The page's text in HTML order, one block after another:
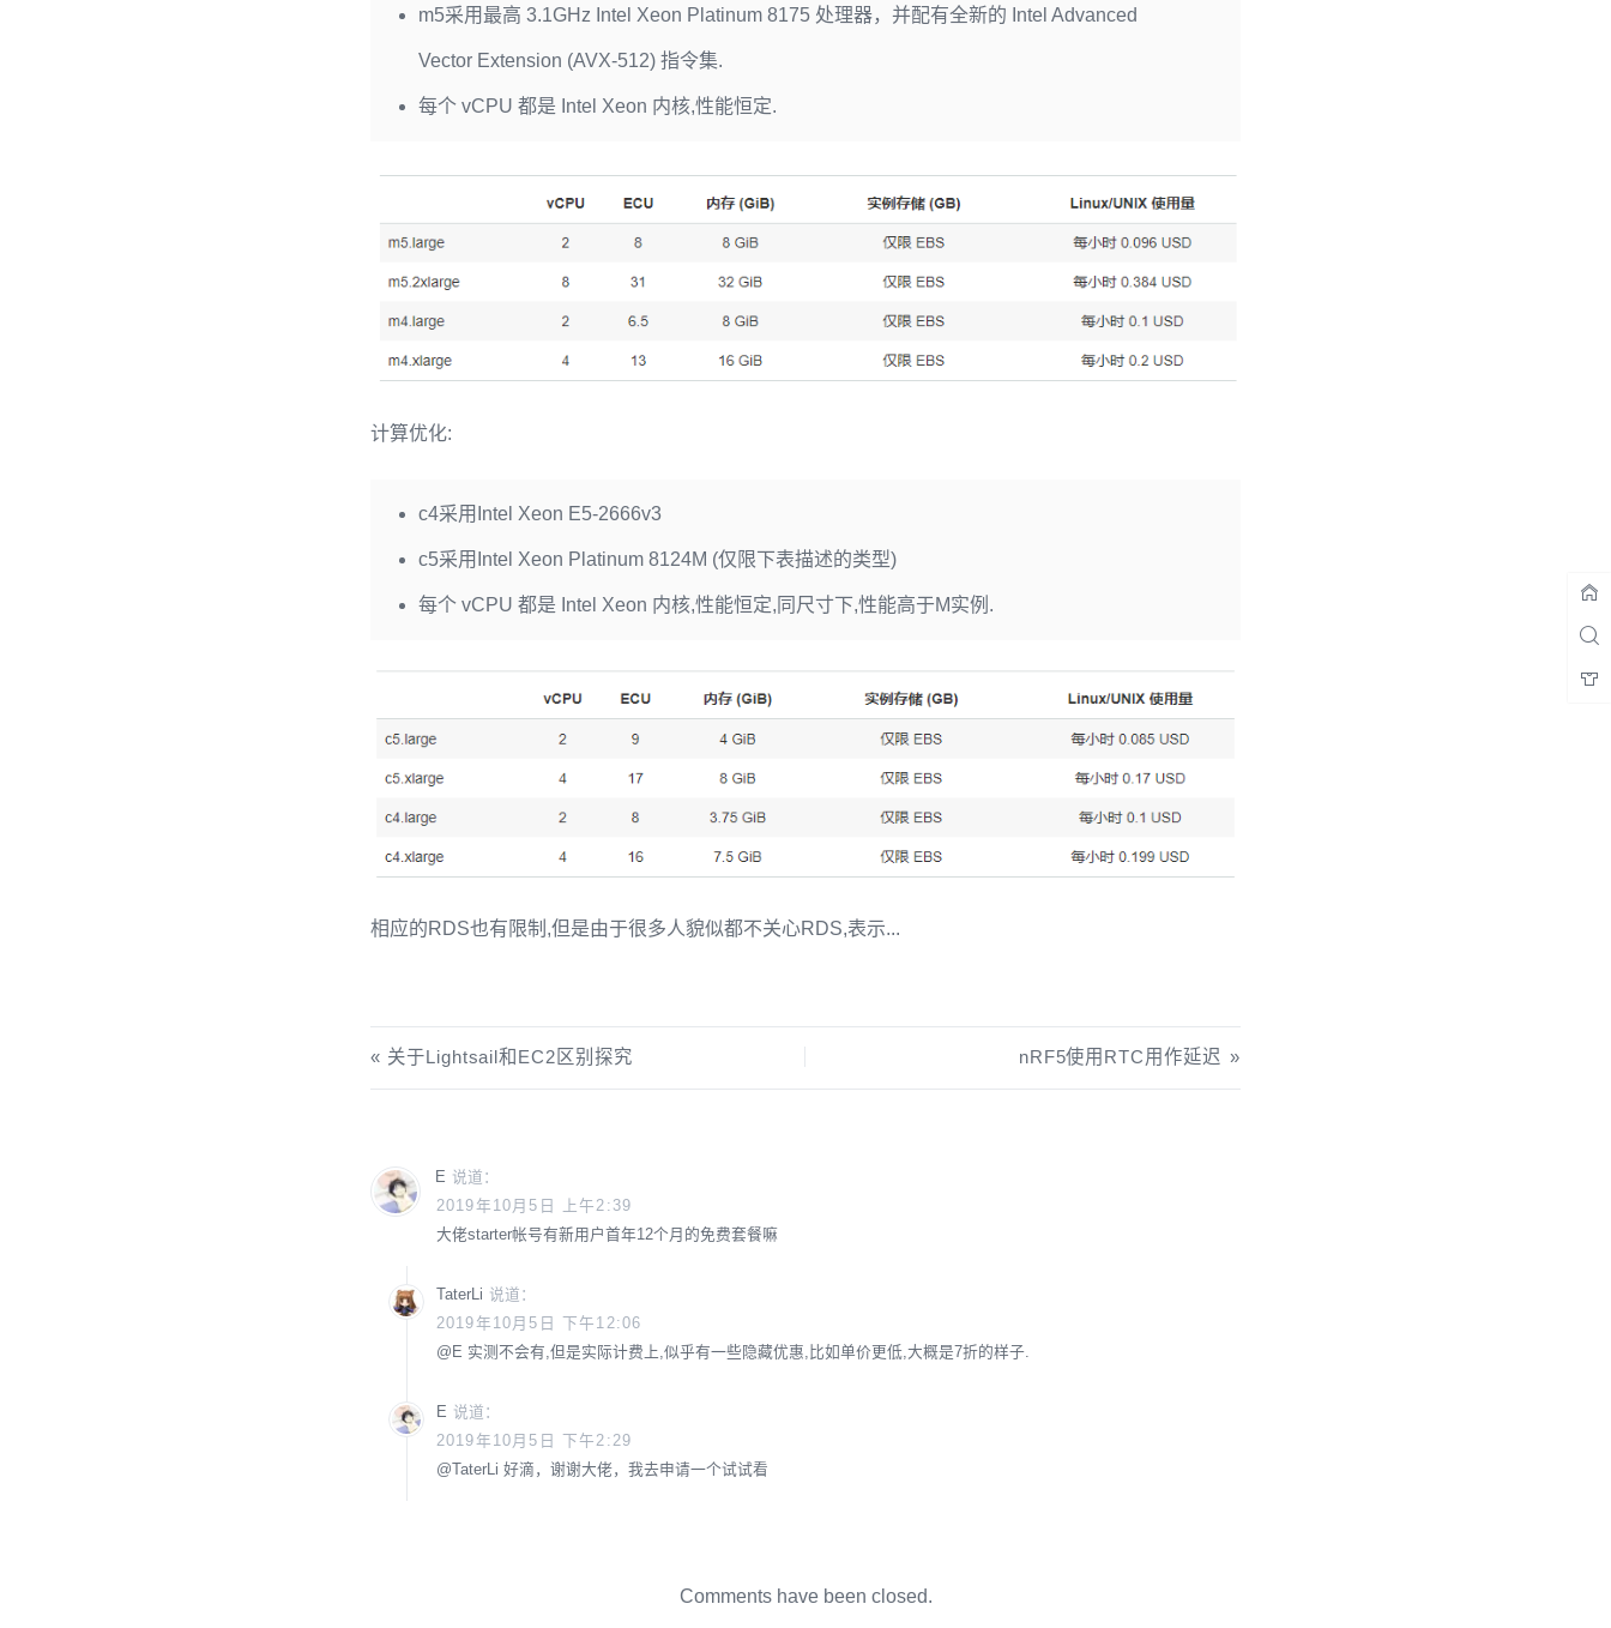
m5采用最高 3.1GHz Intel Xeon Platinum 8175 处理器，并配有全新的 Intel Advanced
Vector Extension (AVX-512) 指令集.
每个 vCPU 都是 Intel Xeon 内核,性能恒定.
计算优化:
c4采用Intel Xeon E5-2666v3
c5采用Intel Xeon Platinum 8124M (仅限下表描述的类型)
每个 vCPU 都是 Intel Xeon 内核,性能恒定,同尺寸下,性能高于M实例.
相应的RDS也有限制,但是由于很多人貌似都不关心RDS,表示...
关于Lightsail和EC2区别探究 nRF5使用RTC用作延迟
E 说道：
2019年10月5日 上午2:39
大佬starter帐号有新用户首年12个月的免费套餐嘛
TaterLi 说道：
2019年10月5日 下午12:06
@ E 实测不会有,但是实际计费上,似乎有一些隐藏优惠,比如单价更低,大概是7折的样子.
E 说道：
2019年10月5日 下午2:29
@TaterLi 好滴，谢谢大佬，我去申请一个试试看
Comments have been closed.